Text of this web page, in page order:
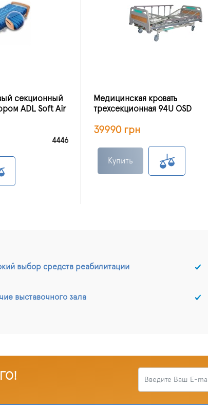
секционный
ADL Soft Air
4446
Медицинская кровать
трехсекционная 94U OSD
39990 грн
Купить
выбор средств реабилитации
выставочного зала